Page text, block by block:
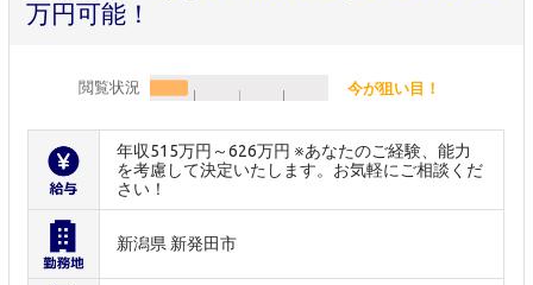
万円可能！
閲覧状況 今が狙い目！
年収515万円～626万円 ※あなたのご経験、能力
を考慮して決定いたします。お気軽にご相談くだ
さい！
新潟県 新発田市